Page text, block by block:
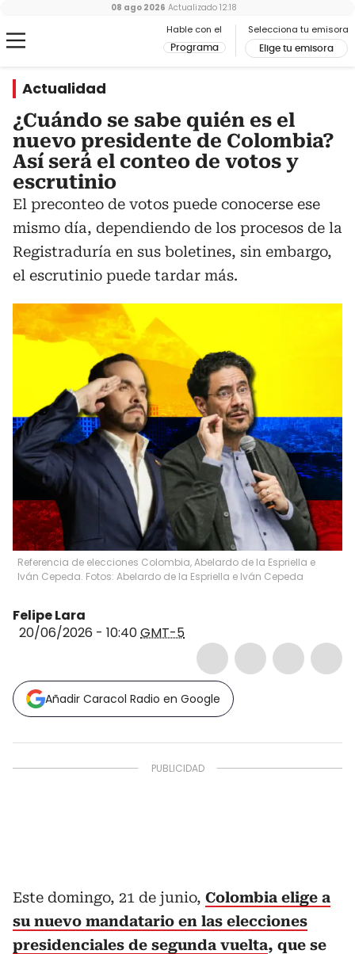
Hable con el
Programa
Selecciona tu emisora
Elige tu emisora
08 ago 2026 Actualizado 12:18
Actualidad
¿Cuándo se sabe quién es el
nuevo presidente de Colombia?
Así será el conteo de votos y
escrutinio
El preconteo de votos puede conocerse ese
mismo día, dependiendo de los procesos de la
Registraduría en sus boletines, sin embargo,
el escrutinio puede tardar más.
Referencia de elecciones Colombia, Abelardo de la Espriella e
Iván Cepeda. Fotos: Abelardo de la Espriella e Iván Cepeda
Felipe Lara
20/06/2026 - 10:40GMT-5
Añadir Caracol Radio en Google
Este domingo, 21 de junio, Colombia elige a
su nuevo mandatario en las elecciones
presidenciales de segunda vuelta, que se